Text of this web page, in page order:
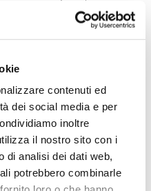
contenuti ed
dei social media e per
inoltre
il nostro sito con i
di analisi dei dati web,
potrebbero combinarle
al Cile, l’Iran, l’Australia.
scoperto con i suoi
da Rai 3 e il
Rai3. Ha ricevuto alcuni
Médicis Essai, Prix
Selezione Campiello,
De Sica, Prix “Meilleur
Dal 2016 collabora